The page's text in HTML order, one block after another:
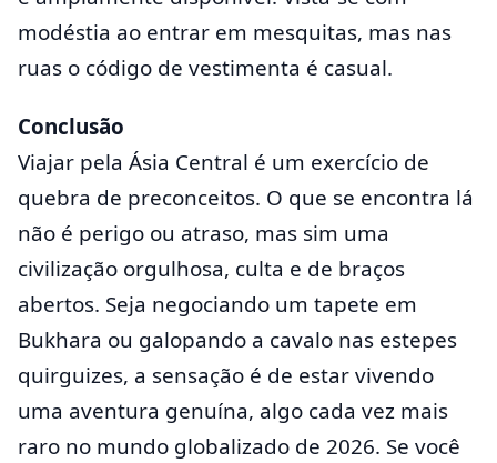
modéstia ao entrar em mesquitas, mas nas
ruas o código de vestimenta é casual.
Conclusão
Viajar pela Ásia Central é um exercício de
quebra de preconceitos. O que se encontra lá
não é perigo ou atraso, mas sim uma
civilização orgulhosa, culta e de braços
abertos. Seja negociando um tapete em
Bukhara ou galopando a cavalo nas estepes
quirguizes, a sensação é de estar vivendo
uma aventura genuína, algo cada vez mais
raro no mundo globalizado de 2026. Se você